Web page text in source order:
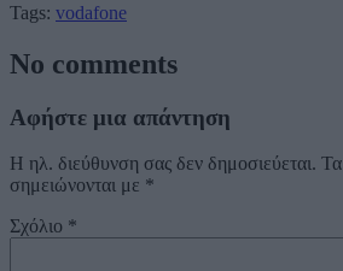
Tags: vodafone
No comments
Αφήστε μια απάντηση
Η ηλ. διεύθυνση σας δεν δημοσιεύεται. Τα
σημειώνονται με *
Σχόλιο *